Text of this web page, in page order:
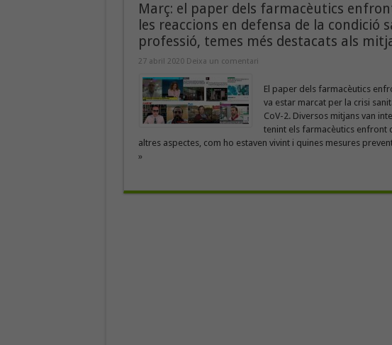
Març: el paper dels farmacèutics
les reaccions en defensa de la condició
professió, temes més destacats als
27 abril 2020 Deixa un comentari
El paper dels farmacèutics
va estar marcat per la crisi
CoV-2. Diversos mitjans van
tenint els farmacèutics enfront
altres aspectes, com ho estaven vivint i quines mesures
»